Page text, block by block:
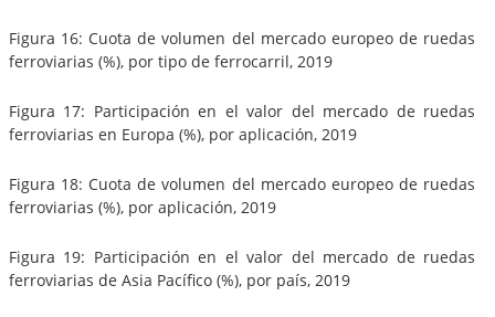
Figura 16: Cuota de volumen del mercado europeo de ruedas
ferroviarias (%), por tipo de ferrocarril, 2019
Figura 17: Participación en el valor del mercado de ruedas
ferroviarias en Europa (%), por aplicación, 2019
Figura 18: Cuota de volumen del mercado europeo de ruedas
ferroviarias (%), por aplicación, 2019
Figura 19: Participación en el valor del mercado de ruedas
ferroviarias de Asia Pacífico (%), por país, 2019